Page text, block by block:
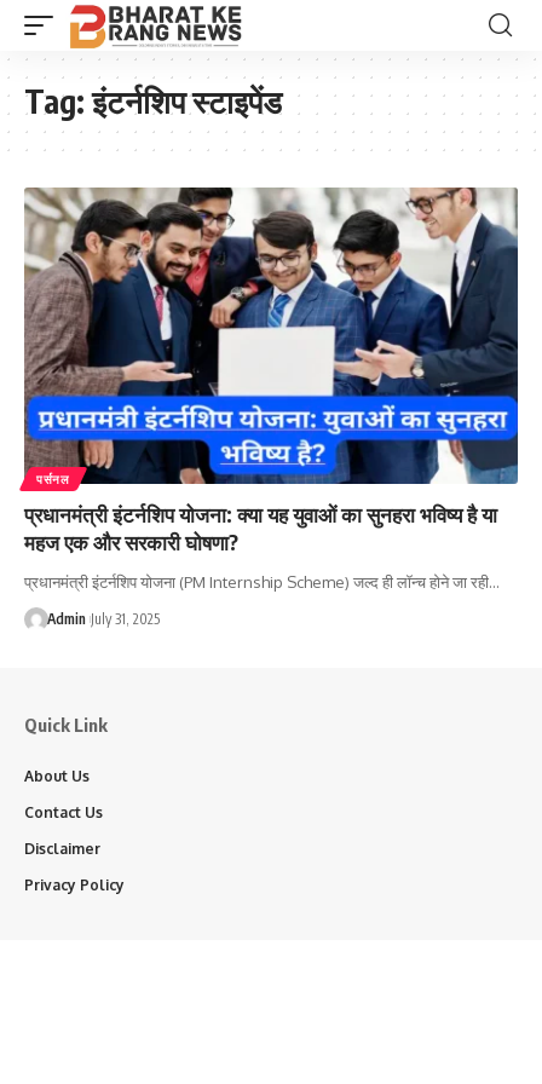
Tag:इंटर्नशिप स्टाइपेंड
पर्सनल
प्रधानमंत्री इंटर्नशिप योजना: क्या यह युवाओं का सुनहरा भविष्य है या
महज एक और सरकारी घोषणा?
प्रधानमंत्री इंटर्नशिप योजना (PM Internship Scheme) जल्द ही लॉन्च होने जा रही…
Admin July 31, 2025
Quick Link
About Us
Contact Us
Disclaimer
Privacy Policy